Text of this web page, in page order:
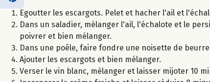
Egoutter les escargots. Pelet et hacher l'ail et
Dans un saladier, mélanger l'ail, l'échalote et le
poivrer et bien mélanger.
Dans une poêle, faire fondre une noisette de
Ajouter les escargots et bien mélanger.
Verser le vin blanc, mélanger et laisser mijoter 10